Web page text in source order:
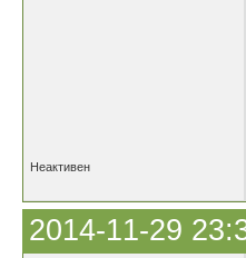
Неактивен
2014-11-29